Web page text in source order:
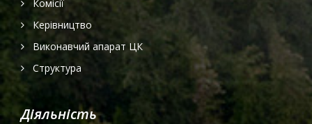
Комісії
Керівництво
Виконавчий апарат ЦК
Структура
Діяльність